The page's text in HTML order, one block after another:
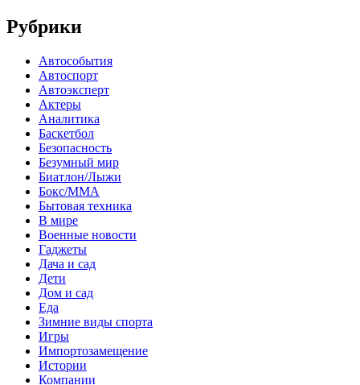
Рубрики
Автособытия
Автоспорт
Автоэксперт
Актеры
Аналитика
Баскетбол
Безопасность
Безумный мир
Биатлон/Лыжи
Бокс/MMA
Бытовая техника
В мире
Военные новости
Гаджеты
Дача и сад
Дети
Дом и сад
Еда
Зимние виды спорта
Игры
Импортозамещение
Истории
Компании